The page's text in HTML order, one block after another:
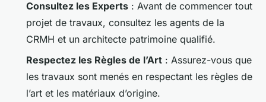
Consultez les Experts : Avant de commencer tout
projet de travaux, consultez les agents de la
CRMH et un architecte patrimoine qualifié.
Respectez les Règles de l’Art : Assurez-vous que
les travaux sont menés en respectant les règles de
l’art et les matériaux d’origine.